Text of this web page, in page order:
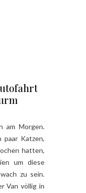
am Morgen.
paar Katzen,
hatten,
um diese
zu sein.
Van völlig in